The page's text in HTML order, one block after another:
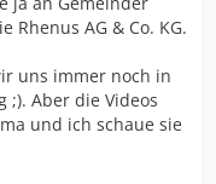
Rhenus AG & Co. KG.
uns immer noch in
Aber die Videos
und ich schaue sie